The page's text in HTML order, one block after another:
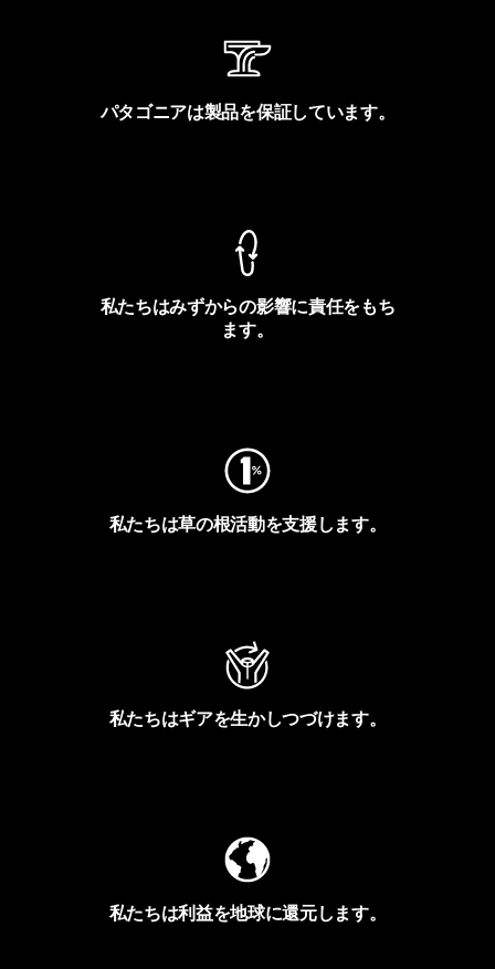
パタゴニアは製品を保証しています。
私たちはみずからの影響に責任をもち
ます。
私たちは草の根活動を支援します。
私たちはギアを生かしつづけます。
私たちは利益を地球に還元します。